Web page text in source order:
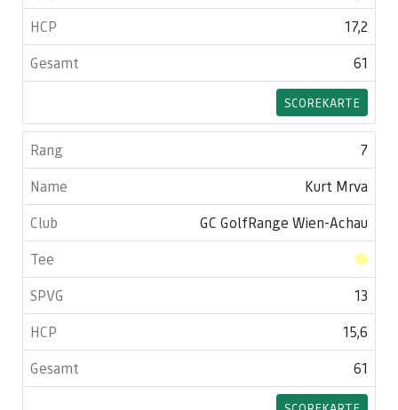
17,2
61
SCOREKARTE
7
Kurt Mrva
GC GolfRange Wien-Achau
13
15,6
61